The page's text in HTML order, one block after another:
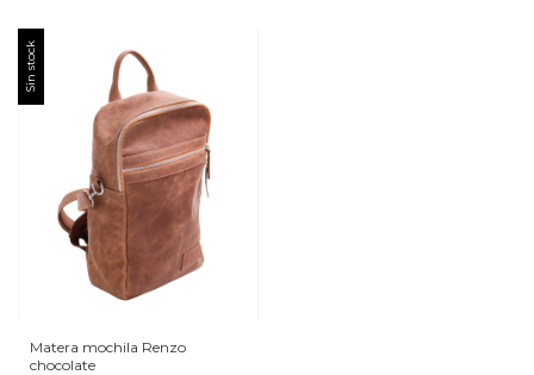
Sin stock
Matera mochila Renzo
chocolate